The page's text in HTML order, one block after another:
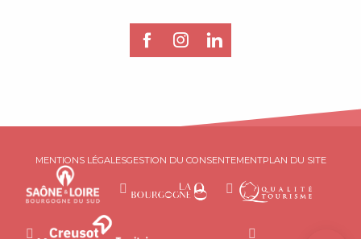
Description
MENTIONS LÉGALESGESTION DU CONSENTEMENTPLAN DU SITE